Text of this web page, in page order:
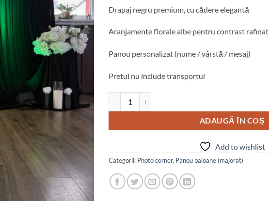
Drapaj negru premium, cu cădere elegantă
Aranjamente florale albe pentru contrast rafinat
Panou personalizat (nume / vârstă / mesaj)
Pretul nu include transportul
ADAUGĂ ÎN COȘ
Add to wishlist
Categorii: Photo corner, Panou baloane (majorat)